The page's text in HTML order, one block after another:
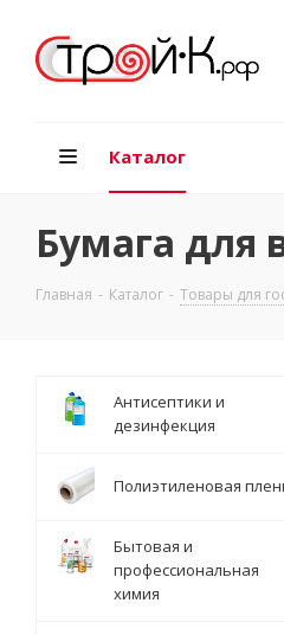
Каталог
Бумага для
Главная - Каталог - Товары для
Антисептики и
дезинфекция
Полиэтиленовая
Бытовая и
профессиональная
химия